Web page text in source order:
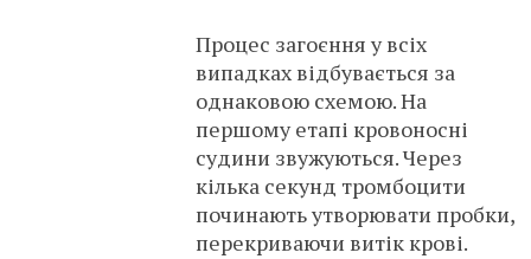
Процес загоєння у всіх
випадках відбувається за
однаковою схемою. На
першому етапі кровоносні
судини звужуються. Через
кілька секунд тромбоцити
починають утворювати пробки,
перекриваючи витік крові.